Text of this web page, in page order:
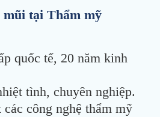
mũi tại Thẩm mỹ
tế, 20 năm kinh
tình, chuyên nghiệp.
công nghệ thẩm mỹ